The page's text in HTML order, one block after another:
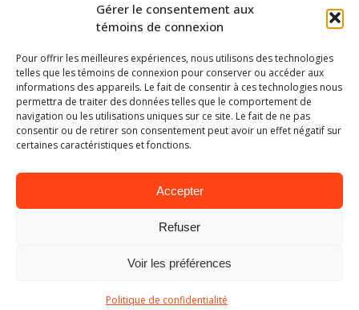
Gérer le consentement aux
témoins de connexion
Pour offrir les meilleures expériences, nous utilisons des technologies
telles que les témoins de connexion pour conserver ou accéder aux
informations des appareils. Le fait de consentir à ces technologies nous
permettra de traiter des données telles que le comportement de
navigation ou les utilisations uniques sur ce site. Le fait de ne pas
consentir ou de retirer son consentement peut avoir un effet négatif sur
certaines caractéristiques et fonctions.
Accepter
Refuser
Voir les préférences
Politique de confidentialité
Ministère de l’Éducation